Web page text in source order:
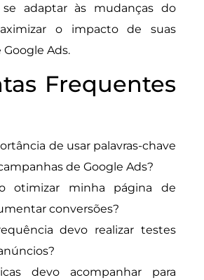
adaptar às mudanças do
o impacto de suas
Ads.
Frequentes
de usar palavras-chave
de Google Ads?
otimizar minha página de
conversões?
devo realizar testes
devo acompanhar para